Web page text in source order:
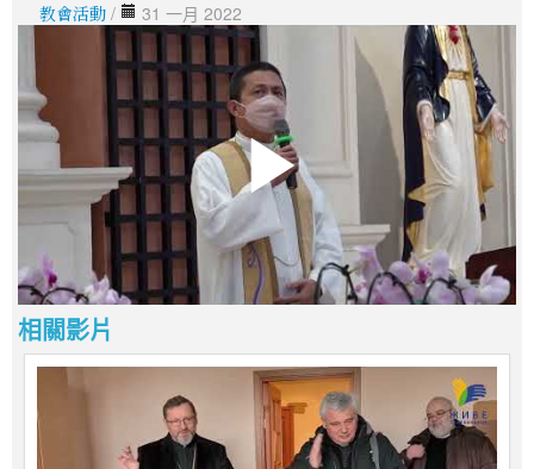
教會活動 / 31 一月 2022
相關影片